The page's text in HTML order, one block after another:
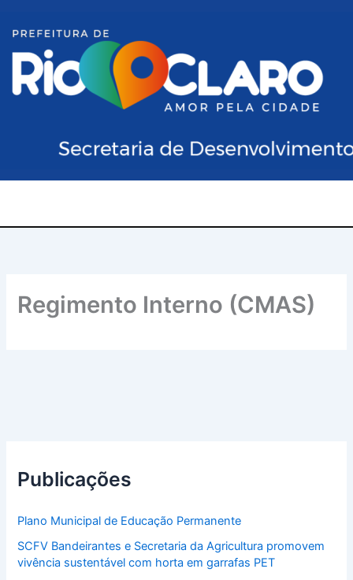
para
conteúdo
Regimento Interno (CMAS)
Publicações
Plano Municipal de Educação Permanente
SCFV Bandeirantes e Secretaria da Agricultura promovem
vivência sustentável com horta em garrafas PET